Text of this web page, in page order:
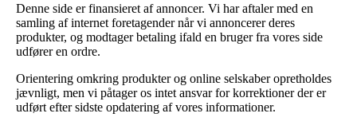
Denne side er finansieret af annoncer. Vi har aftaler med en
samling af internet foretagender når vi annoncerer deres
produkter, og modtager betaling ifald en bruger fra vores side
udfører en ordre.
Orientering omkring produkter og online selskaber opretholdes
jævnligt, men vi påtager os intet ansvar for korrektioner der er
udført efter sidste opdatering af vores informationer.